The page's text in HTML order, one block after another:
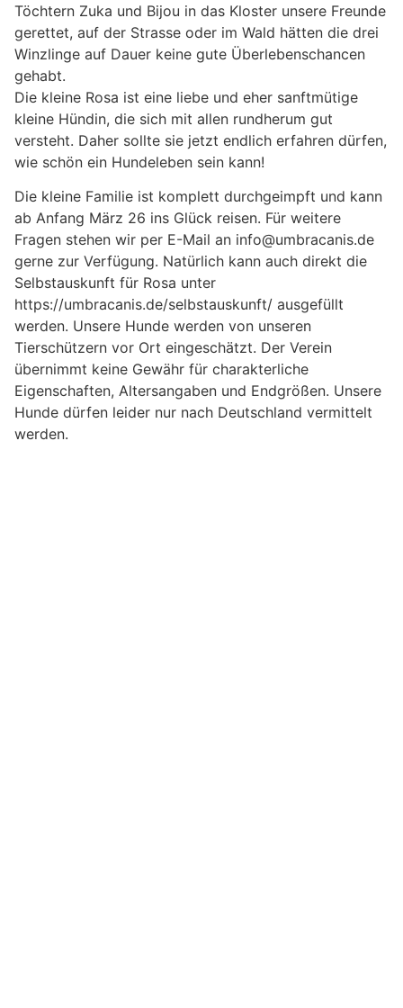
Töchtern Zuka und Bijou in das Kloster unsere Freunde
gerettet, auf der Strasse oder im Wald hätten die drei
Winzlinge auf Dauer keine gute Überlebenschancen
gehabt.
Die kleine Rosa ist eine liebe und eher sanftmütige
kleine Hündin, die sich mit allen rundherum gut
versteht. Daher sollte sie jetzt endlich erfahren dürfen,
wie schön ein Hundeleben sein kann!
Die kleine Familie ist komplett durchgeimpft und kann
ab Anfang März 26 ins Glück reisen. Für weitere
Fragen stehen wir per E-Mail an info@umbracanis.de
gerne zur Verfügung. Natürlich kann auch direkt die
Selbstauskunft für Rosa unter
https://umbracanis.de/selbstauskunft/ ausgefüllt
werden. Unsere Hunde werden von unseren
Tierschützern vor Ort eingeschätzt. Der Verein
übernimmt keine Gewähr für charakterliche
Eigenschaften, Altersangaben und Endgrößen. Unsere
Hunde dürfen leider nur nach Deutschland vermittelt
werden.